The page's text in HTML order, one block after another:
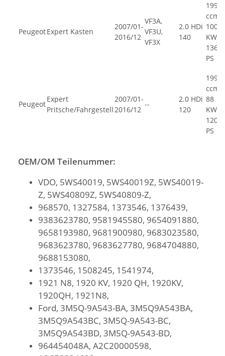
PeugeotExpert Kasten
2007/01-
2016/12
VF3A,
VF3U,
VF3X
2.0 HDi
140
1997
ccm,
100
KW,
136
PS
Peugeot
Expert
Pritsche/Fahrgestell
2007/01-
2016/12
--
2.0 HDi
120
1997
ccm,
88
KW,
120
PS
OEM/OM Teilenummer:
VDO, 5WS40019, 5WS40019Z, 5WS40019-
Z, 5WS40809Z, 5WS40809-Z,
968570, 1327584, 1373546, 1376439,
9383623780, 9581945580, 9654091880,
9658193980, 9681900980, 9683023580,
9683623780, 9683627780, 9684704880,
9688153080,
1373546, 1508245, 1541974,
1921 N8, 1920 KV, 1920 QH, 1920KV,
1920QH, 1921N8,
Ford, 3M5Q-9A543-BA, 3M5Q9A543BA,
3M5Q9A543BC, 3M5Q-9A543-BC,
3M5Q9A543BD, 3M5Q-9A543-BD,
964454048A, A2C20000598,